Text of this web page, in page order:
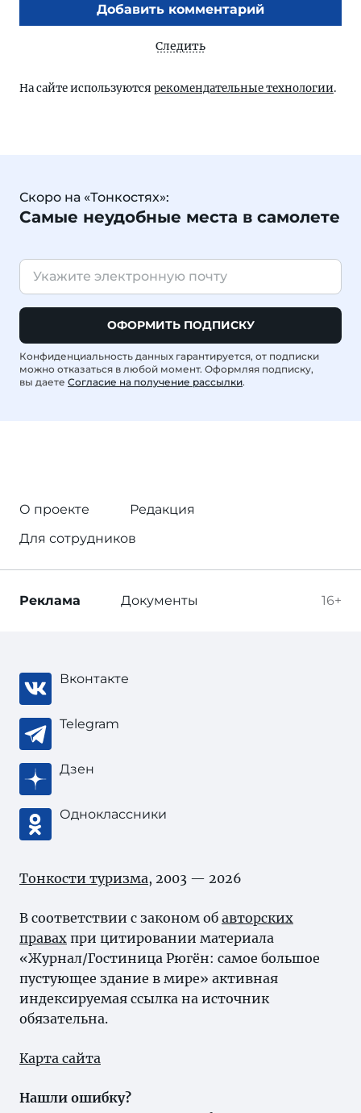
Добавить комментарий
Следить
На сайте используются рекомендательные технологии.
Скоро на «Тонкостях»:
Самые неудобные места в самолете
ОФОРМИТЬ ПОДПИСКУ
Конфиденциальность данных гарантируется, от подписки
можно отказаться в любой момент. Оформляя подписку,
вы даете Согласие на получение рассылки.
О проекте
Редакция
Для сотрудников
16+
Реклама Документы
Вконтакте
Telegram
Дзен
Одноклассники
Тонкости туризма, 2003 — 2026
В соответствии с законом об авторских
правах при цитировании материала
«Журнал/Гостиница Рюгён: самое большое
пустующее здание в мире» активная
индексируемая ссылка на источник
обязательна.
Карта сайта
Нашли ошибку?